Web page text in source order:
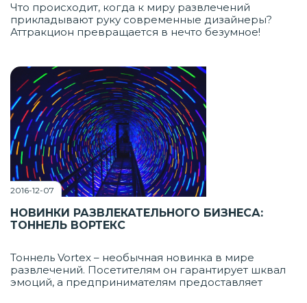
Что происходит, когда к миру развлечений
прикладывают руку современные дизайнеры?
Аттракцион превращается в нечто безумное!
новому.
2016-12-07
НОВИНКИ РАЗВЛЕКАТЕЛЬНОГО БИЗНЕСА:
ТОННЕЛЬ ВОРТЕКС
Тоннель Vortex – необычная новинка в мире
развлечений. Посетителям он гарантирует шквал
эмоций, а предпринимателям предоставляет